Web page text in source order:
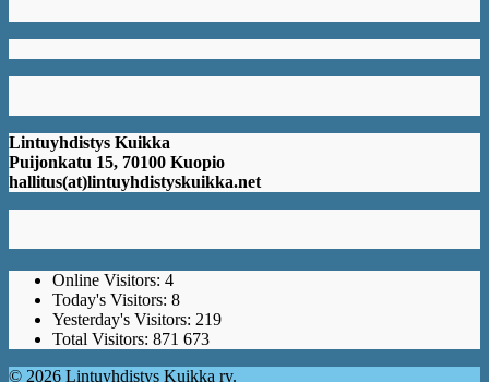
Lintuyhdistys Kuikka
Puijonkatu 15, 70100 Kuopio
hallitus(at)lintuyhdistyskuikka.net
Online Visitors: 4
Today's Visitors: 8
Yesterday's Visitors: 219
Total Visitors: 871 673
© 2026 Lintuyhdistys Kuikka ry.